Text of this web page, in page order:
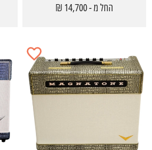
החל מ - 14,700 ₪